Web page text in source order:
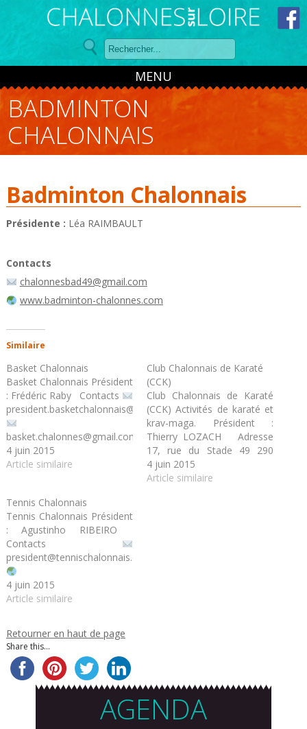
Panneau de gestion des cookies
MENU
BADMINTON
CHALONNAIS
Badminton Chalonnais
Présidente : Léa RAIMBAULT
Contacts
chalonnesbad49@gmail.com
www.badminton-chalonnes.com
Similaire
Basket Chalonnais
Basket Chalonnais Président
: Frédéric Raby Contacts
president.basketchalonnais@gmail.com
basket.chalonnes@gmail.com
basketchalonnais.fr
4 juin 2015
Article similaire
Club Chalonnais de Karaté
(CCK)
Club Chalonnais de Karaté
(CCK) Activités de karaté et
krav-maga. Président :
Thierry LOZACH Adresse
17, rue du Stade 49 290
CHAUDEFONDS SUR
LAYON Contacts
4 juin 2015
Article similaire
Tennis Chalonnais
Tennis Chalonnais Président
: Agustinho RIBEIRO
Contacts
president@tennischalonnais.com
https://tennischalonnais.com
Fiches d'inscriptions •
ans) Adultes ( 18 et +)
4 juin 2015
Article similaire
Retourner en haut de page
Share this...
AGENDA